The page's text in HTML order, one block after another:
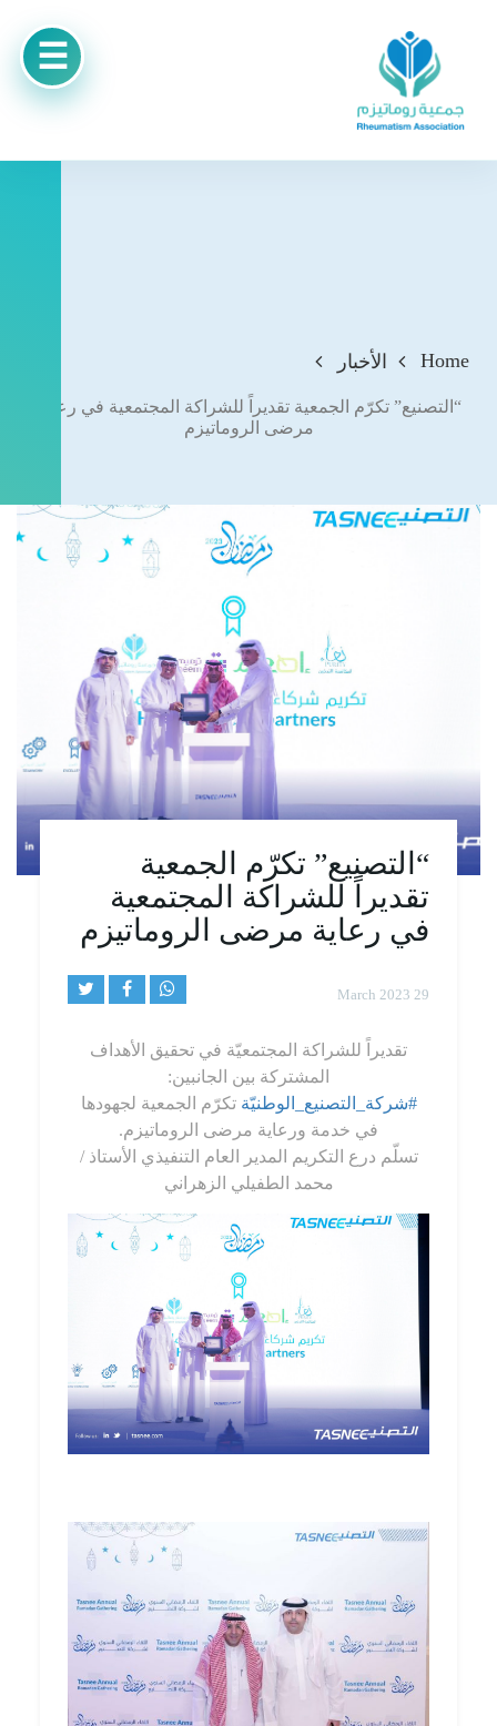
Home الأخبار
“التصنيع” تكرّم الجمعية تقديراً للشراكة المجتمعية في رعاية
مرضى الروماتيزم
“التصنيع” تكرّم الجمعية
تقديراً للشراكة المجتمعية
في رعاية مرضى الروماتيزم
29 March 2023
تقديراً للشراكة المجتمعيّة في تحقيق الأهداف
المشتركة بين الجانبين:
#شركة_التصنيع_الوطنيّة تكرّم الجمعية لجهودها
في خدمة ورعاية مرضى الروماتيزم.
تسلّم درع التكريم المدير العام التنفيذي الأستاذ /
محمد الطفيلي الزهراني